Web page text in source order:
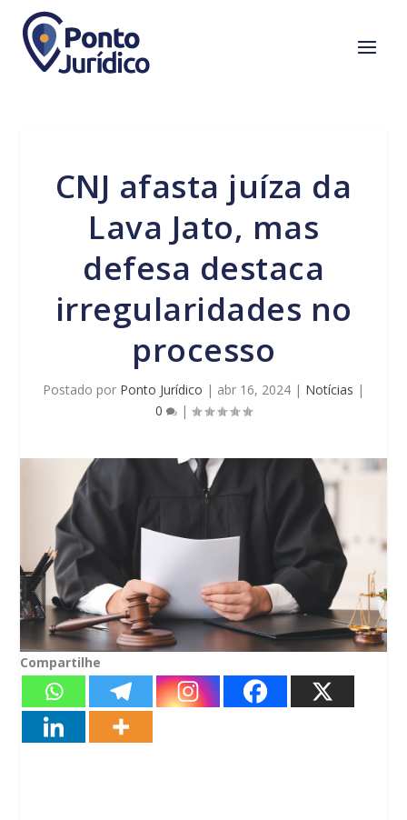
CNJ afasta juíza da
Lava Jato, mas
defesa destaca
irregularidades no
processo
Postado por Ponto Jurídico | abr 16, 2024 | Notícias |
0
|
Compartilhe